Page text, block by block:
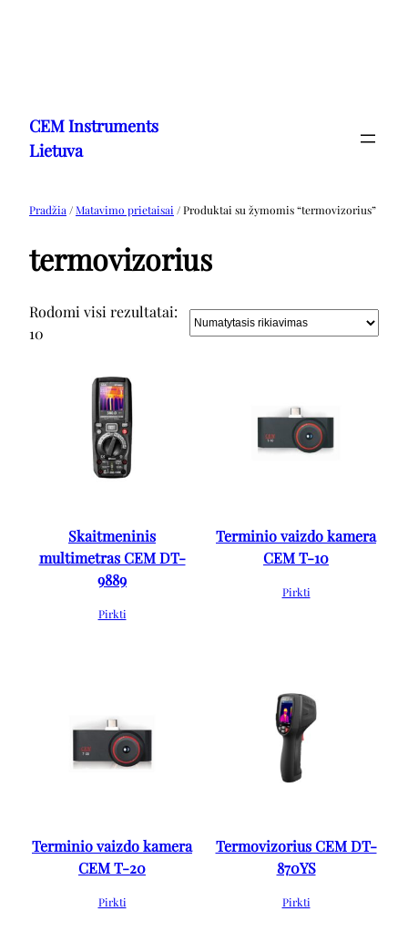
turinio
CEM Instruments
Lietuva
Pradžia /Matavimo prietaisai / Produktai su žymomis “termovizorius”
termovizorius
Rodomi visi rezultatai:
10
Skaitmeninis
multimetras CEM DT-
9889
Pirkti
Terminio vaizdo kamera
CEM T-10
Pirkti
Terminio vaizdo kamera
CEM T-20
Pirkti
Termovizorius CEM DT-
870YS
Pirkti